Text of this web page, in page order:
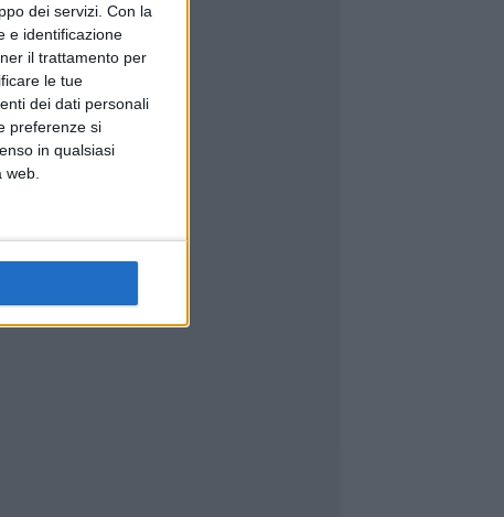
dei servizi. Con la
e identificazione
il trattamento per
le tue
dei dati personali
preferenze si
in qualsiasi